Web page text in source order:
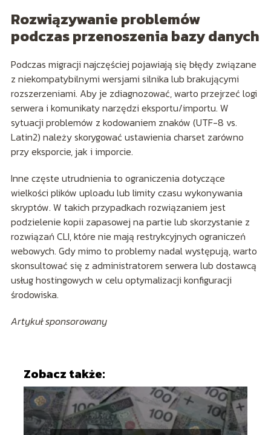
Rozwiązywanie problemów
podczas przenoszenia bazy danych
Podczas migracji najczęściej pojawiają się błędy związane
z niekompatybilnymi wersjami silnika lub brakującymi
rozszerzeniami. Aby je zdiagnozować, warto przejrzeć logi
serwera i komunikaty narzędzi eksportu/importu. W
sytuacji problemów z kodowaniem znaków (UTF-8 vs.
Latin2) należy skorygować ustawienia charset zarówno
przy eksporcie, jak i imporcie.
Inne częste utrudnienia to ograniczenia dotyczące
wielkości plików uploadu lub limity czasu wykonywania
skryptów. W takich przypadkach rozwiązaniem jest
podzielenie kopii zapasowej na partie lub skorzystanie z
rozwiązań CLI, które nie mają restrykcyjnych ograniczeń
webowych. Gdy mimo to problemy nadal występują, warto
skonsultować się z administratorem serwera lub dostawcą
usług hostingowych w celu optymalizacji konfiguracji
środowiska.
Artykuł sponsorowany
Zobacz także: